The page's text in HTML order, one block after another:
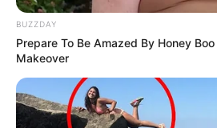
BUZZDAY
Prepare To Be Amazed By Honey
Makeover